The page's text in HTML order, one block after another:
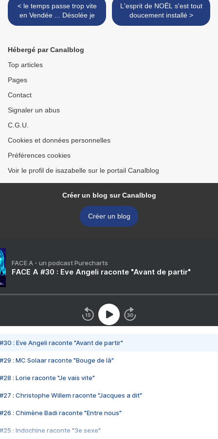
< le temps passe trop vite
en Vendée ... Désolée je
L'esprit de NOËL s'est tout
doucement installé >
Hébergé par Canalblog
Top articles
Pages
Contact
Signaler un abus
C.G.U.
Cookies et données personnelles
Préférences cookies
Voir le profil de isazabelle sur le portail Canalblog
Créer un blog sur Canalblog
Créer un blog
FACE A - un podcast Purecharts
FACE A #30 : Eve Angeli raconte "Avant de partir"
#30 : Eve Angeli raconte "Avant de partir"
#29 : MC Solaar raconte "Bouge de là"
#28 : Lorie raconte "Je vais vite"
#27 : Christophe Willem raconte "Jacques a dit"
#26 : Chimène Badi raconte "Entre nous"
#25 : Indochine raconte "3e sexe"